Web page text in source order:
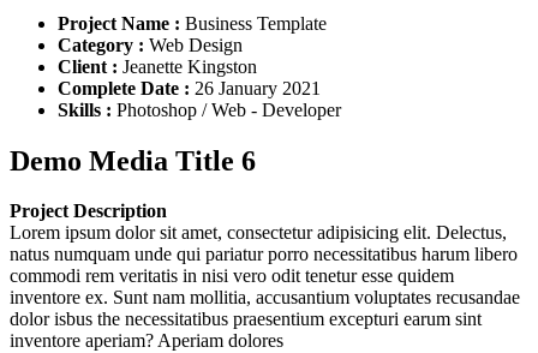
Project Name : Business Template
Category : Web Design
Client : Jeanette Kingston
Complete Date : 26 January 2021
Skills : Photoshop / Web - Developer
Demo Media Title 6
Project Description
Lorem ipsum dolor sit amet, consectetur adipisicing elit. Delectus,
natus numquam unde qui pariatur porro necessitatibus harum libero
commodi rem veritatis in nisi vero odit tenetur esse quidem
inventore ex. Sunt nam mollitia, accusantium voluptates recusandae
dolor isbus the necessitatibus praesentium excepturi earum sint
inventore aperiam? Aperiam dolores